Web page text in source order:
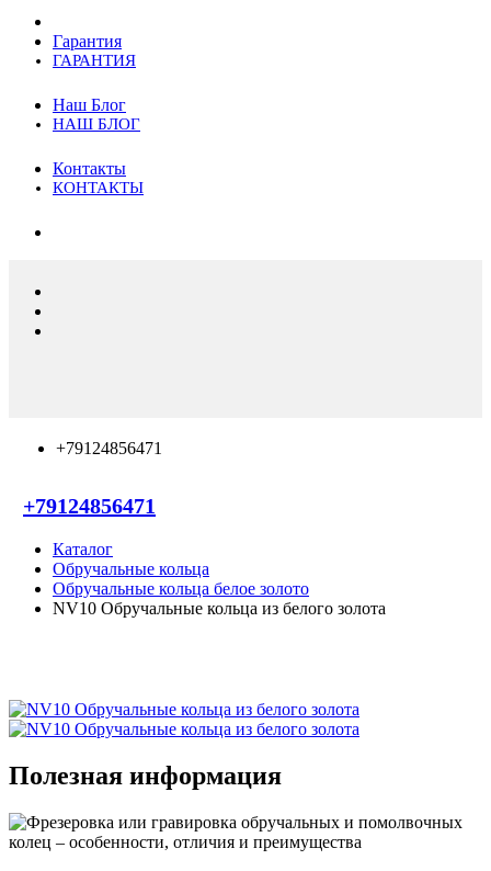
Гарантия
ГАРАНТИЯ
Наш Блог
НАШ БЛОГ
Контакты
КОНТАКТЫ
+79124856471
+79124856471
Каталог
Обручальные кольца
Обручальные кольца белое золото
NV10 Обручальные кольца из белого золота
Полезная информация